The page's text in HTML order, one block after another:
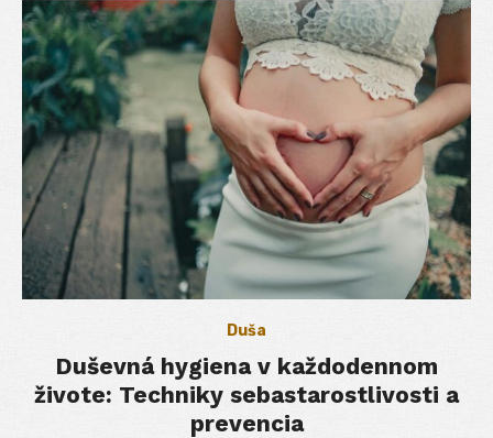
Duša
Duševná hygiena v každodennom
živote: Techniky sebastarostlivosti a
prevencia